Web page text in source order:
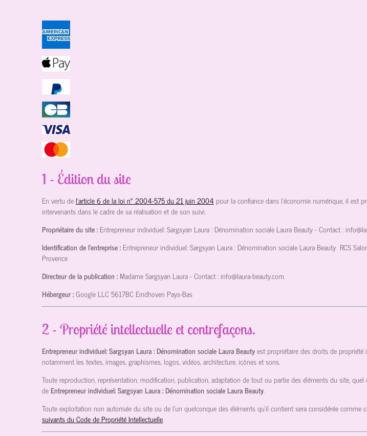
1 - Édition du site
En vertu del'article 6 de la loi n° 2004-575 du 21 juin 2004 pour la confiance dans l'économie numérique, il est
intervenants dans le cadre de sa réalisation et de son suivi.
Propriétaire du site : Entrepreneur individuel: Sargsyan Laura : Dénomination sociale Laura Beauty- Contact :
Identification de l'entreprise : Entrepreneur individuel: Sargsyan Laura : Dénomination sociale Laura Beauty RCS
Provence
Directeur de la publication : Madame Sargsyan Laura- Contact : info@laura-beauty.com.
Hébergeur :Google LLC5617BC Eindhoven Pays-Bas
2 - Propriété intellectuelle et contrefaçons.
Entrepreneur individuel: Sargsyan Laura : Dénomination sociale Laura Beautyest propriétaire des droits de
notamment les textes, images, graphismes, logos, vidéos, architecture, icônes et sons.
Toute reproduction, représentation, modification, publication, adaptation de tout ou partie des éléments du site,
de Entrepreneur individuel: Sargsyan Laura : Dénomination sociale Laura Beauty.
Toute exploitation non autorisée du site ou de l’un quelconque des éléments qu’il contient sera considérée
suivants du Code de Propriété Intellectuelle.